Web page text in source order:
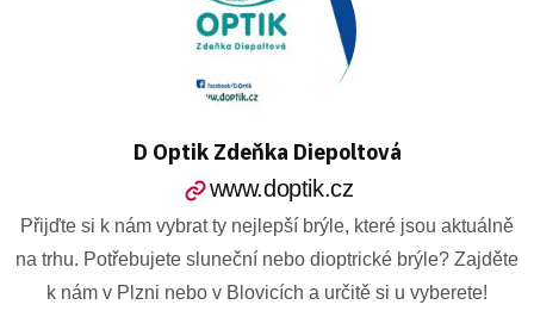
D Optik Zdeňka Diepoltová
www.doptik.cz
Přijďte si k nám vybrat ty nejlepší brýle, které jsou aktuálně
na trhu. Potřebujete sluneční nebo dioptrické brýle? Zajděte
k nám v Plzni nebo v Blovicích a určitě si u vyberete!